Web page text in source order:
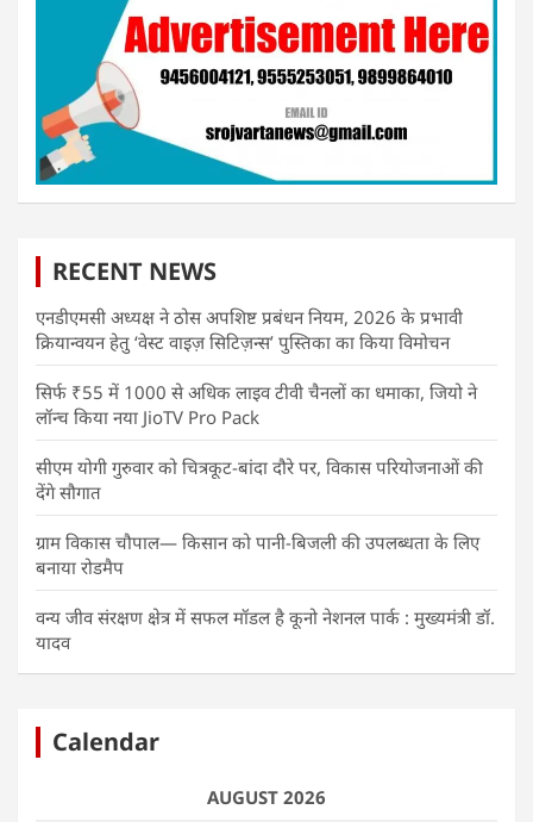
RECENT NEWS
एनडीएमसी अध्यक्ष ने ठोस अपशिष्ट प्रबंधन नियम, 2026 के प्रभावी
क्रियान्वयन हेतु ‘वेस्ट वाइज़ सिटिज़न्स’ पुस्तिका का किया विमोचन
सिर्फ ₹55 में 1000 से अधिक लाइव टीवी चैनलों का धमाका, जियो ने
लॉन्च किया नया JioTV Pro Pack
सीएम योगी गुरुवार को चित्रकूट-बांदा दौरे पर, विकास परियोजनाओं की
देंगे सौगात
ग्राम विकास चौपाल— किसान को पानी-बिजली की उपलब्धता के लिए
बनाया रोडमैप
वन्य जीव संरक्षण क्षेत्र में सफल मॉडल है कूनो नेशनल पार्क : मुख्यमंत्री डॉ.
यादव
Calendar
AUGUST 2026